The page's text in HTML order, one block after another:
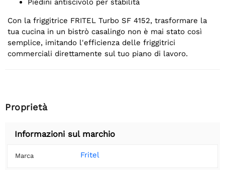
Piedini antiscivolo per stabilità
Con la friggitrice FRITEL Turbo SF 4152, trasformare la
tua cucina in un bistrò casalingo non è mai stato così
semplice, imitando l'efficienza delle friggitrici
commerciali direttamente sul tuo piano di lavoro.
Proprietà
Informazioni sul marchio
Marca Fritel